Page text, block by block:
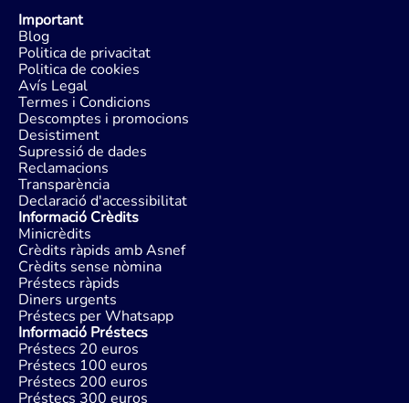
Important
Blog
Politica de privacitat
Politica de cookies
Avís Legal
Termes i Condicions
Descomptes i promocions
Desistiment
Supressió de dades
Reclamacions
Transparència
Declaració d'accessibilitat
Informació Crèdits
Minicrèdits
Crèdits ràpids amb Asnef
Crèdits sense nòmina
Préstecs ràpids
Diners urgents
Préstecs per Whatsapp
Informació Préstecs
Préstecs 20 euros
Préstecs 100 euros
Préstecs 200 euros
Préstecs 300 euros